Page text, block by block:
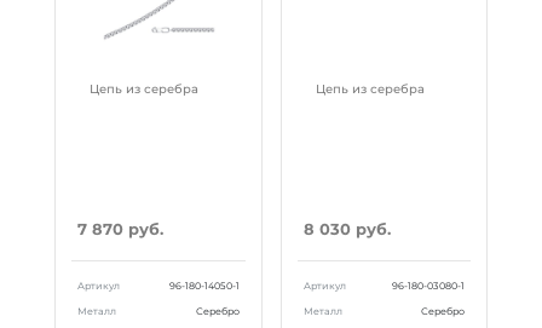
Цепь из серебра
7 870 руб.
Артикул 96-180-14050-1
Металл Серебро
Цепь из серебра
8 030 руб.
Артикул 96-180-03080-1
Металл Серебро